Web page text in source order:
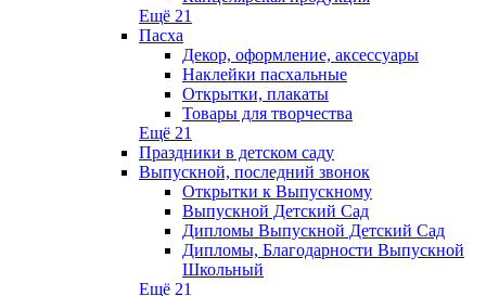
Ещё 21
Пасха
Декор, оформление, аксессуары
Наклейки пасхальные
Открытки, плакаты
Товары для творчества
Ещё 21
Праздники в детском саду
Выпускной, последний звонок
Открытки к Выпускному
Выпускной Детский Сад
Дипломы Выпускной Детский Сад
Дипломы, Благодарности Выпускной
Школьный
Ещё 21